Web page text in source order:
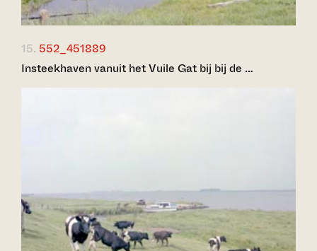
15. 552_451889
Insteekhaven vanuit het Vuile Gat bij bij de …